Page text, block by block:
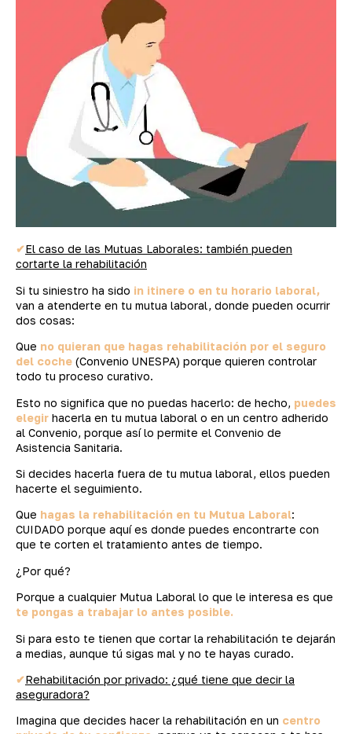
✔El caso de las Mutuas Laborales: también pueden
cortarte la rehabilitación
Si tu siniestro ha sido in itinere o en tu horario laboral,
van a atenderte en tu mutua laboral, donde pueden ocurrir
dos cosas:
Que no quieran que hagas rehabilitación por el seguro
del coche (Convenio UNESPA) porque quieren controlar
todo tu proceso curativo.
Esto no significa que no puedas hacerlo: de hecho, puedes
elegir hacerla en tu mutua laboral o en un centro adherido
al Convenio, porque así lo permite el Convenio de
Asistencia Sanitaria.
Si decides hacerla fuera de tu mutua laboral, ellos pueden
hacerte el seguimiento.
Que hagas la rehabilitación en tu Mutua Laboral:
CUIDADO porque aquí es donde puedes encontrarte con
que te corten el tratamiento antes de tiempo.
¿Por qué?
Porque a cualquier Mutua Laboral lo que le interesa es que
te pongas a trabajar lo antes posible.
Si para esto te tienen que cortar la rehabilitación te dejarán
a medias, aunque tú sigas mal y no te hayas curado.
✔Rehabilitación por privado: ¿qué tiene que decir la
aseguradora?
Imagina que decides hacer la rehabilitación en un centro